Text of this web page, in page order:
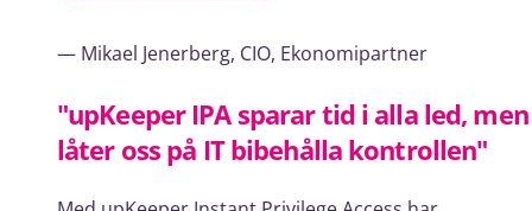
— Mikael Jenerberg, CIO, Ekonomipartner
"upKeeper IPA sparar tid i alla led, men
låter oss på IT bibehålla kontrollen"